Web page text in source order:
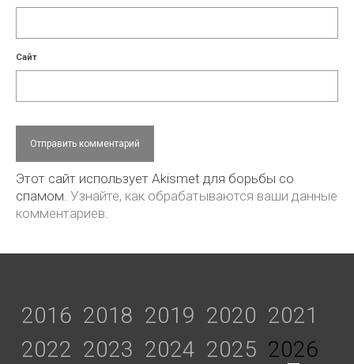
Сайт
Этот сайт использует Akismet для борьбы со
спамом. Узнайте, как обрабатываются ваши данные
комментариев
2016 2018 2019 2020 2021
2022 2023 2024 2025 2026